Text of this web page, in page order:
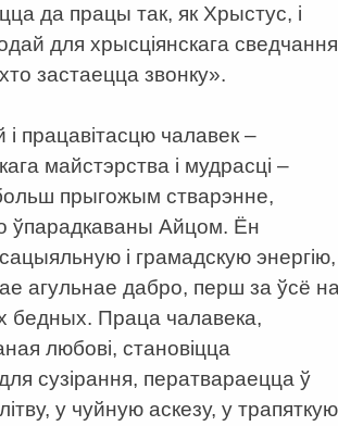
да працы так, як Хрыстус, і
для хрысціянскага сведчання
застаецца звонку».
працавітасцю чалавек –
майстэрства і мудрасці –
прыгожым стварэнне,
ўпарадкаваны Айцом. Ён
і грамадскую энергію,
агульнае дабро, перш за ўсё
бедных. Праца чалавека,
любові, становіцца
сузірання, ператвараецца ў
у чуйную аскезу, у трапяткую